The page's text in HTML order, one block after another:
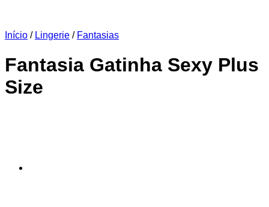
Início / Lingerie / Fantasias
Fantasia Gatinha Sexy Plus
Size